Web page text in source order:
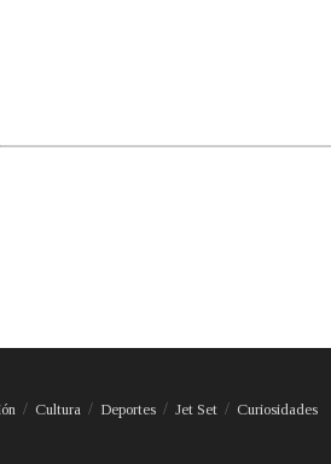
Cultura Deportes Jet Set Curiosidades